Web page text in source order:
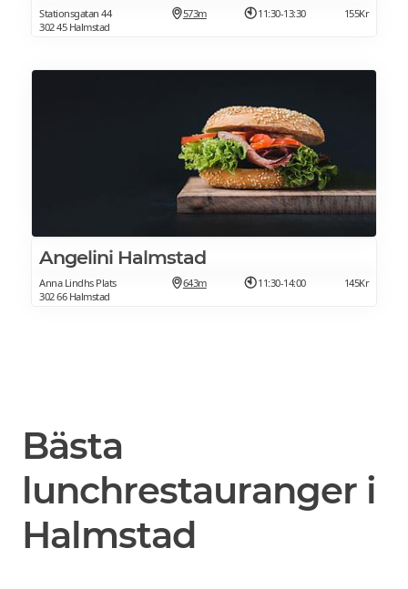
Stationsgatan 44
302 45 Halmstad
573m 11:30-13:30 155Kr
Angelini Halmstad
Anna Lindhs Plats
302 66 Halmstad
643m 11:30-14:00 145Kr
Bästa
lunchrestauranger i
Halmstad